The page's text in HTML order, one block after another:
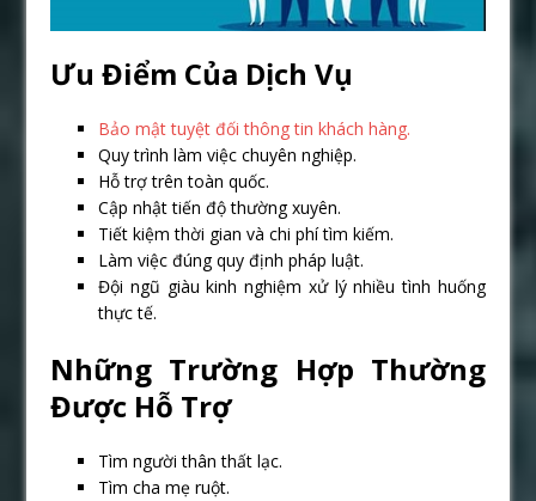
Ưu Điểm Của Dịch Vụ
Bảo mật tuyệt đối thông tin khách hàng.
Quy trình làm việc chuyên nghiệp.
Hỗ trợ trên toàn quốc.
Cập nhật tiến độ thường xuyên.
Tiết kiệm thời gian và chi phí tìm kiếm.
Làm việc đúng quy định pháp luật.
Đội ngũ giàu kinh nghiệm xử lý nhiều tình huống
thực tế.
Những Trường Hợp Thường
Được Hỗ Trợ
Tìm người thân thất lạc.
Tìm cha mẹ ruột.